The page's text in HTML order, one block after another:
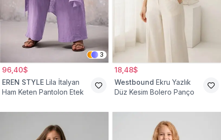
3
96,40$
EREN STYLE Lila İtalyan
Ham Keten Pantolon Etek
18,48$
Westbound Ekru Yazlık
Düz Kesim Bolero Panço